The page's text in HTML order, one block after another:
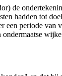
de
hadden tot
periode